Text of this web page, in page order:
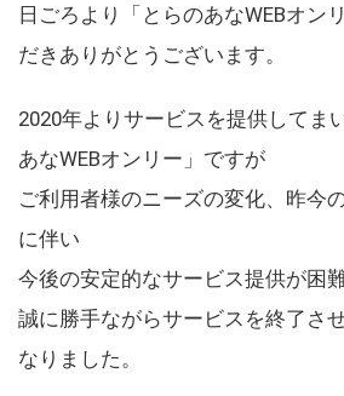
日ごろより「とらのあなWEBオン
だきありがとうございます。
2020年よりサービスを提供してま
あなWEBオンリー」ですが
ご利用者様のニーズの変化、昨今
に伴い
今後の安定的なサービス提供が困
誠に勝手ながらサービスを終了さ
なりました。